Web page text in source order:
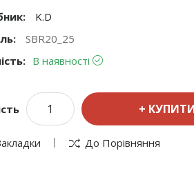
K.D
SBR20_25
В наявності
До Порівняння